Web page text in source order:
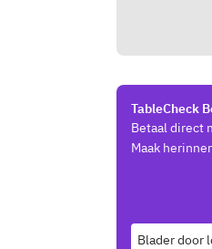
TableCheck
Betaal direct
Maak
Blader door